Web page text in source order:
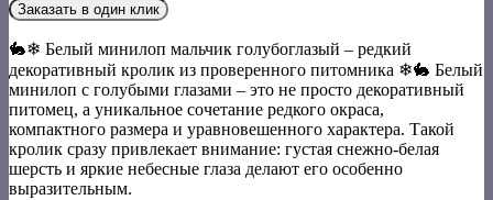
Заказать в один клик
🐇❄ Белый минилоп мальчик голубоглазый – редкий
декоративный кролик из проверенного питомника ❄🐇 Белый
минилоп с голубыми глазами – это не просто декоративный
питомец, а уникальное сочетание редкого окраса,
компактного размера и уравновешенного характера. Такой
кролик сразу привлекает внимание: густая снежно-белая
шерсть и яркие небесные глаза делают его особенно
выразительным.